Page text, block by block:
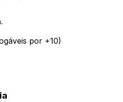
por +10)